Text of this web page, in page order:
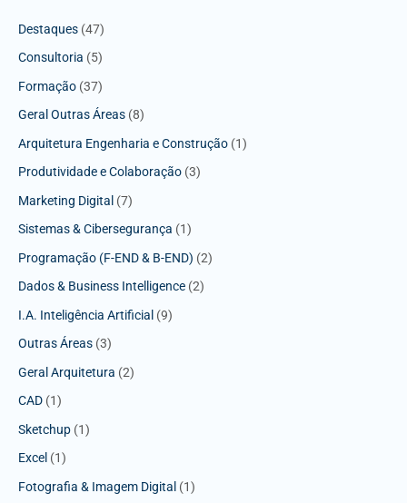
Destaques (47)
Consultoria (5)
Formação (37)
Geral Outras Áreas (8)
Arquitetura Engenharia e Construção (1)
Produtividade e Colaboração (3)
Marketing Digital (7)
Sistemas & Cibersegurança (1)
Programação (F-END & B-END) (2)
Dados & Business Intelligence (2)
I.A. Inteligência Artificial (9)
Outras Áreas (3)
Geral Arquitetura (2)
CAD (1)
Sketchup (1)
Excel (1)
Fotografia & Imagem Digital (1)